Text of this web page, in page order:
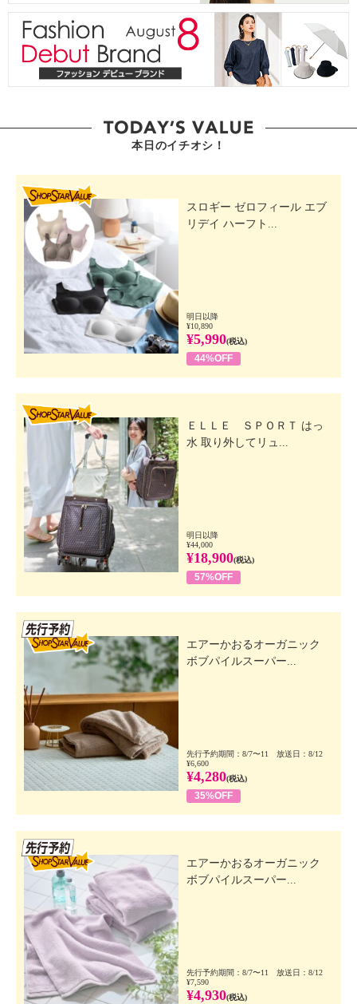
本日のイチオシ！
スロギー ゼロフィール エブ
リデイ ハーフト...
明日以降
¥10,890
¥5,990(税込)
44%OFF
ＥＬＬＥ ＳＰＯＲＴ はっ
水 取り外してリュ...
明日以降
¥44,000
¥18,900(税込)
57%OFF
エアーかおるオーガニック
ボブパイルスーパー...
先行予約期間：8/7〜11 放送日：8/12
¥6,600
¥4,280(税込)
35%OFF
エアーかおるオーガニック
ボブパイルスーパー...
先行予約期間：8/7〜11 放送日：8/12
¥7,590
¥4,930(税込)